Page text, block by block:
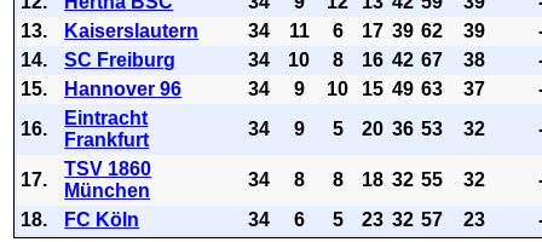
13.
Kaiserslautern 34 11 6 17 39 62 39
14.
SC Freiburg 34 10 8 16 42 67 38
15.
Hannover 96 34 9 10 15 49 63 37
16.
Eintracht
Frankfurt
34 9 5 20 36 53 32
17.
TSV 1860
München
34 8 8 18 32 55 32
18.
FC Köln 34 6 5 23 32 57 23